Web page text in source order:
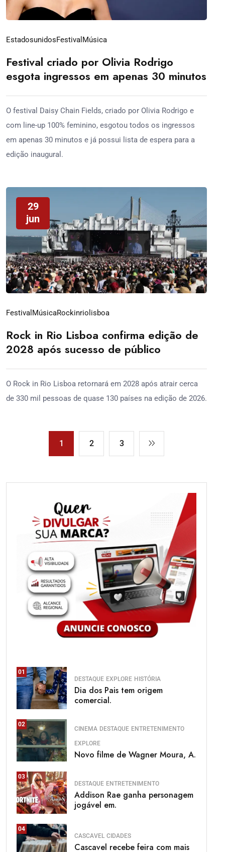
EstadosunidosFestival Música
Festival criado por Olivia Rodrigo
esgota ingressos em apenas 30 minutos
O festival Daisy Chain Fields, criado por Olivia Rodrigo e
com line-up 100% feminino, esgotou todos os ingressos
em apenas 30 minutos e já possui lista de espera para a
edição inaugural.
29
jun
Festival MúsicaRockinriolisboa
Rock in Rio Lisboa confirma edição de
2028 após sucesso de público
O Rock in Rio Lisboa retornará em 2028 após atrair cerca
de 330 mil pessoas de quase 130 países na edição de 2026.
1 2 3
01
DESTAQUE EXPLORE HISTÓRIA
Dia dos Pais tem origem
comercial.
02
CINEMA DESTAQUE ENTRETENIMENTO
EXPLORE
Novo filme de Wagner Moura, A.
03
DESTAQUE ENTRETENIMENTO
Addison Rae ganha personagem
jogável em.
04
CASCAVEL CIDADES
Cascavel recebe feira com mais